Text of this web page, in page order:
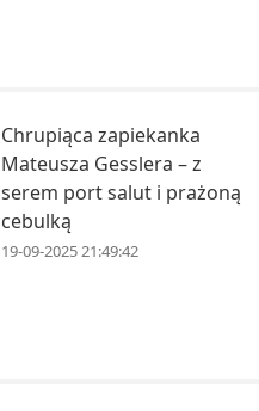
Chrupiąca zapiekanka
Mateusza Gesslera – z
serem port salut i prażoną
cebulką
19-09-2025 21:49:42